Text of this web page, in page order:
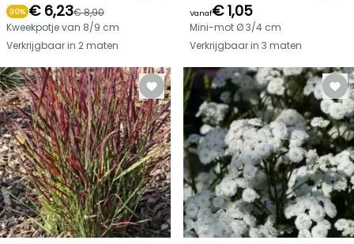
30% € 6,23€ 8,90
Kweekpotje van 8/9 cm
Verkrijgbaar in 2 maten
Vanaf€ 1,05
Mini-mot Ø 3/4 cm
Verkrijgbaar in 3 maten